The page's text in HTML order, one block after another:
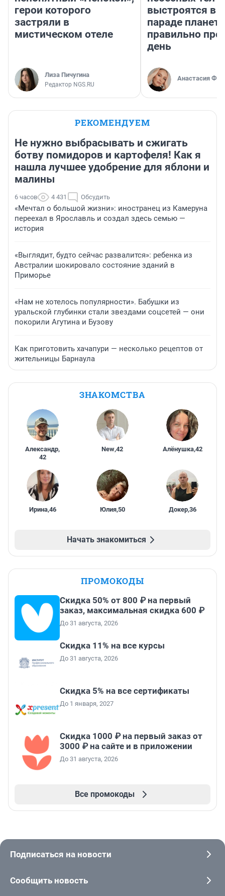
герои которого
застряли в
мистическом отеле
Лиза Пичугина
Редактор NGS.RU
выстроятся в
параде планет
правильно
день
Анастасия
РЕКОМЕНДУЕМ
Не нужно выбрасывать и сжигать
ботву помидоров и картофеля! Как я
нашла лучшее удобрение для яблони и
малины
6 часов 4 431 Обсудить
«Мечтал о большой жизни»: иностранец из Камеруна
переехал в Ярославль и создал здесь семью —
история
«Выглядит, будто сейчас развалится»: ребенка из
Австралии шокировало состояние зданий в
Приморье
«Нам не хотелось популярности». Бабушки из
уральской глубинки стали звездами соцсетей — они
покорили Агутина и Бузову
Как приготовить хачапури — несколько рецептов от
жительницы Барнаула
ЗНАКОМСТВА
Александр,
42
New,42 Алёнушка,42
Ирина,46 Юлия,50 Докер,36
Начать знакомиться
ПРОМОКОДЫ
Скидка 50% от 800 ₽ на первый
заказ, максимальная скидка 600 ₽
До 31 августа, 2026
Скидка 11% на все курсы
До 31 августа, 2026
Скидка 5% на все сертификаты
До 1 января, 2027
Скидка 1000 ₽ на первый заказ от
3000 ₽ на сайте и в приложении
До 31 августа, 2026
Все промокоды
Подписаться на новости
Сообщить новость